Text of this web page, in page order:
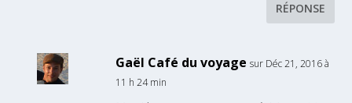
RÉPONSE
Gaël Café du voyage sur Déc 21, 2016 à
11 h 24 min